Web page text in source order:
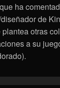
ha
de
plantea otras
a su